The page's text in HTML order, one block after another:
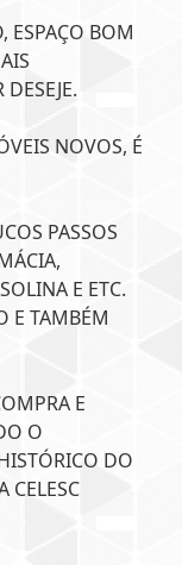
ESPAÇO BOM
NOVOS, É
PASSOS
E ETC.
E TAMBÉM
E
O
DO
CELESC